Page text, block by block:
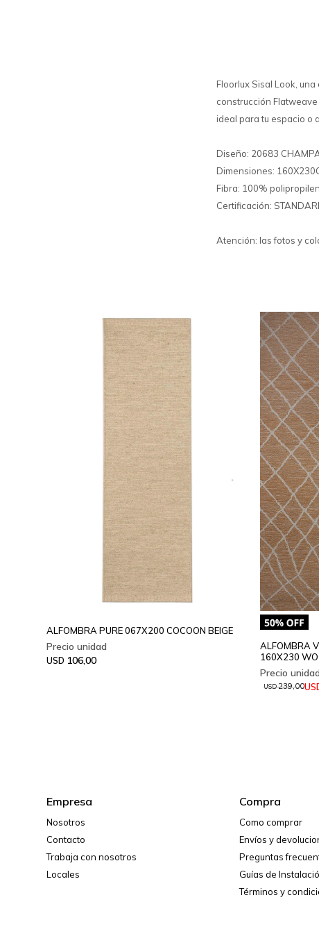
Floorlux Sisal Look,
construcción
ideal para tu espacio o
Diseño: 20683
Dimensiones:
Fibra: 100%
Certificación:
Atención: las fotos y
ALFOMBRA PURE 067X200 COCOON BEIGE
USD 106,00
ALFOMBRA
160X230
USD239,00
Empresa
Nosotros
Contacto
Trabaja con nosotros
Locales
Compra
Como comprar
Envíos y
Preguntas
Guías de
Términos y